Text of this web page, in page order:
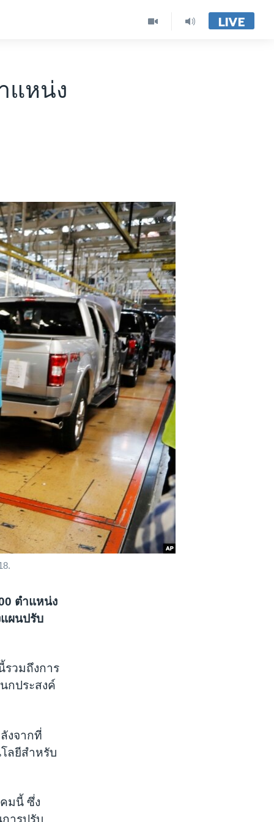
LIVE
แหน่ง
ตำแหน่ง
ผนปรับ
รวมถึงการ
กประสงค์
งจากที่
ลยีสำหรับ
มนี้ ซึ่ง
ารปรับ